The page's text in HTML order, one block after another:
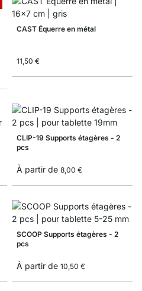
CAST Équerre en métal
11,50 €
CLIP-19 Supports étagères - 2
pcs
À partir de 8,00 €
SCOOP Supports étagères - 2
pcs
À partir de 10,50 €